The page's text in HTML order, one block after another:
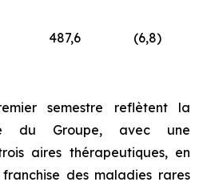
487,6 (6,8)
semestre reflètent la
du Groupe, avec une
aires thérapeutiques, en
des maladies rares